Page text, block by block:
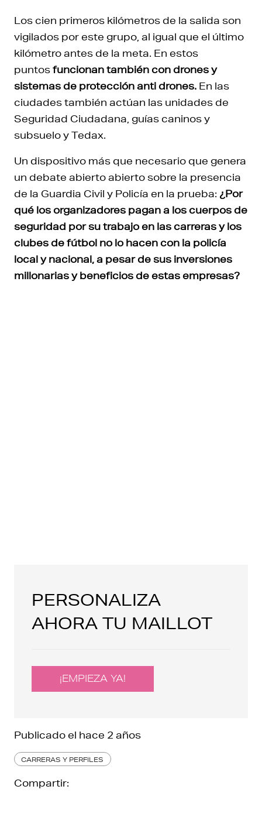
Los cien primeros kilómetros de la salida son
vigilados por este grupo, al igual que el último
kilómetro antes de la meta. En estos
puntosfuncionan también con drones y
sistemas de protección anti drones. En las
ciudades también actúan las unidades de
Seguridad Ciudadana, guías caninos y
subsuelo y Tedax.
Un dispositivo más que necesario que genera
un debate abierto abierto sobre la presencia
de la Guardia Civil y Policía en la prueba: ¿Por
qué los organizadores pagan a los cuerpos de
seguridad por su trabajo en las carreras y los
clubes de fútbol no lo hacen con la policía
local y nacional, a pesar de sus inversiones
millonarias y beneficios de estas empresas?
PERSONALIZA
AHORA TU MAILLOT
¡EMPIEZA YA!
Publicado el hace 2 años
CARRERAS Y PERFILES
Compartir: